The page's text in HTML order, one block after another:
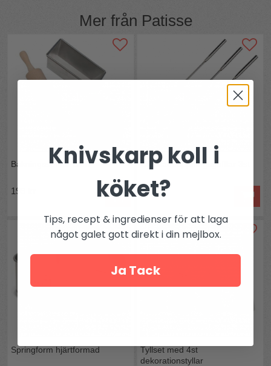
Mer från Patisse
Bakningsset för barn
199 kr
Chokladdoppningsgafflar 3st
269 kr
Springform hjärtformad
Tyllset med 4st
dekorationstyllar
Knivskarp koll i
köket?
Tips, recept & ingredienser för att laga
något galet gott direkt i din mejlbox.
Ja Tack